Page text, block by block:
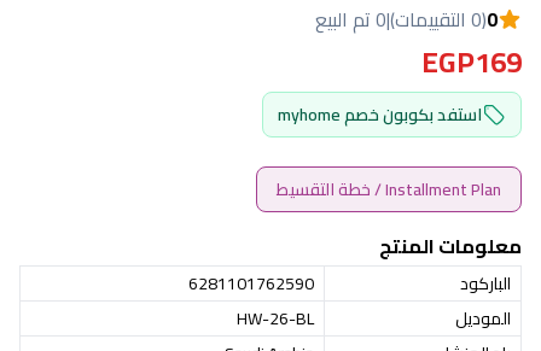
0(0 التقييمات) |0 تم البيع
EGP169
استفد بكوبون خصم myhome
Installment Plan / خطة التقسيط
معلومات المنتج
الباركود
6281101762590
الموديل
HW-26-BL